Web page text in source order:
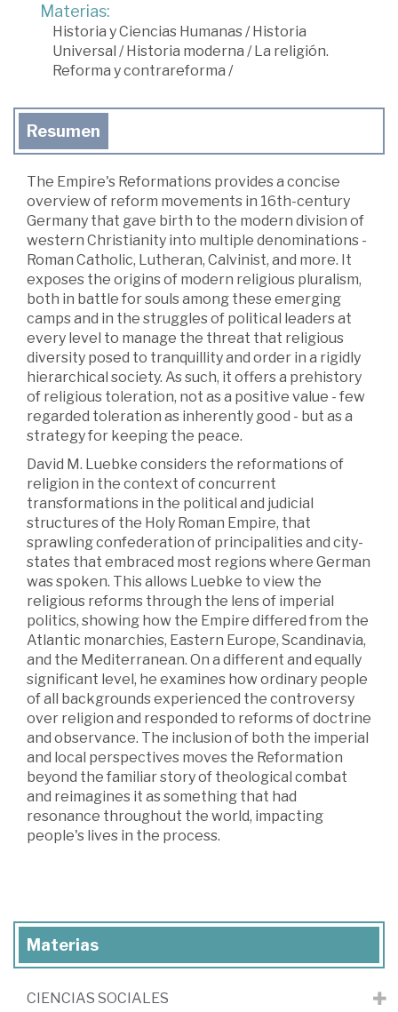
Materias:
Historia y Ciencias Humanas/Historia
Universal /Historia moderna /La religión.
Reforma y contrareforma /
Resumen
The Empire's Reformations provides a concise
overview of reform movements in 16th-century
Germany that gave birth to the modern division of
western Christianity into multiple denominations -
Roman Catholic, Lutheran, Calvinist, and more. It
exposes the origins of modern religious pluralism,
both in battle for souls among these emerging
camps and in the struggles of political leaders at
every level to manage the threat that religious
diversity posed to tranquillity and order in a rigidly
hierarchical society. As such, it offers a prehistory
of religious toleration, not as a positive value - few
regarded toleration as inherently good - but as a
strategy for keeping the peace.
David M. Luebke considers the reformations of
religion in the context of concurrent
transformations in the political and judicial
structures of the Holy Roman Empire, that
sprawling confederation of principalities and city-
states that embraced most regions where German
was spoken. This allows Luebke to view the
religious reforms through the lens of imperial
politics, showing how the Empire differed from the
Atlantic monarchies, Eastern Europe, Scandinavia,
and the Mediterranean. On a different and equally
significant level, he examines how ordinary people
of all backgrounds experienced the controversy
over religion and responded to reforms of doctrine
and observance. The inclusion of both the imperial
and local perspectives moves the Reformation
beyond the familiar story of theological combat
and reimagines it as something that had
resonance throughout the world, impacting
people's lives in the process.
Materias
CIENCIAS SOCIALES